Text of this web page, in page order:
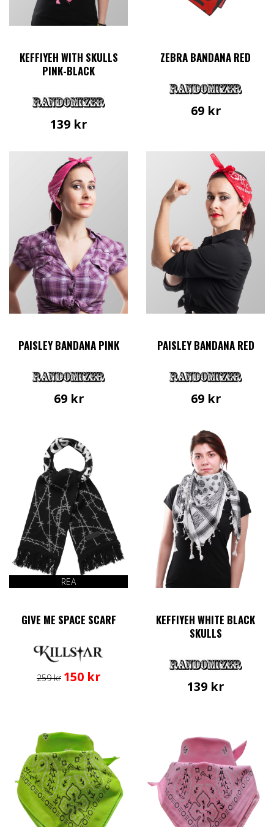
KEFFIYEH WITH SKULLS
PINK-BLACK
139 kr
ZEBRA BANDANA RED
69 kr
PAISLEY BANDANA PINK
69 kr
PAISLEY BANDANA RED
69 kr
REA
GIVE ME SPACE SCARF
259kr Det
150 krDet
KEFFIYEH WHITE BLACK
SKULLS
139 kr